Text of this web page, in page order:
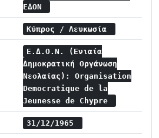
ΕΔΟΝ
Κύπρος / Λευκωσία
Ε.Δ.Ο.Ν. (Ενιαία
Δημοκρατική Οργάνωση
Νεολαίας): Organisation
Democratique de la
Jeunesse de Chypre
31/12/1965